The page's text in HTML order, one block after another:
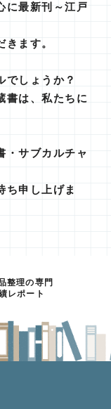
に最新刊～江戸
ます。
でしょうか？
書は、私たちに
・サブカルチャ
ち申し上げま
整理の専門
レポート